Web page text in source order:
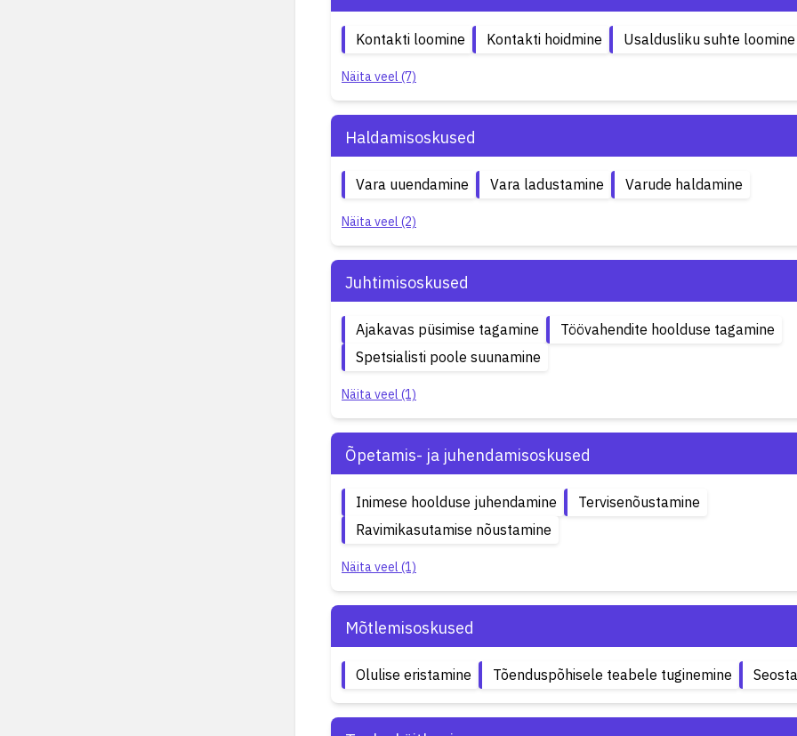
Kontakti loomine Kontakti hoidmine Usaldusliku suhte loomine
Näita veel (7)
Haldamisoskused
Vara uuendamine Vara ladustamine Varude haldamine
Näita veel (2)
Juhtimisoskused
Ajakavas püsimise tagamine
Töövahendite hoolduse tagamine
Spetsialisti poole suunamine
Näita veel (1)
Õpetamis- ja juhendamisoskused
Inimese hoolduse juhendamine
Tervisenõustamine
Ravimikasutamise nõustamine
Näita veel (1)
Mõtlemisoskused
Olulise eristamine Tõenduspõhisele teabele tuginemine